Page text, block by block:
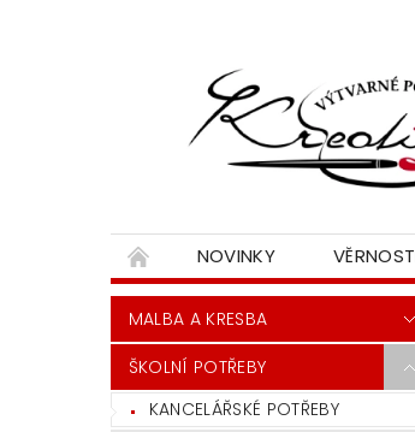
NOVINKY
MALBA A KRESBA
ŠKOLNÍ POTŘEBY
KANCELÁŘSKÉ POTŘEBY